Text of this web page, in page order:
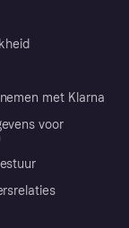
met Klarna
voor